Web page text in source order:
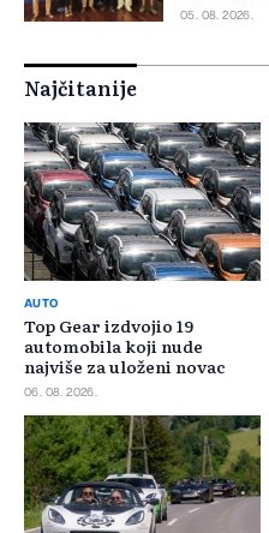
05. 08. 2026.
Najčitanije
AUTO
Top Gear izdvojio 19
automobila koji nude
najviše za uloženi novac
06. 08. 2026.